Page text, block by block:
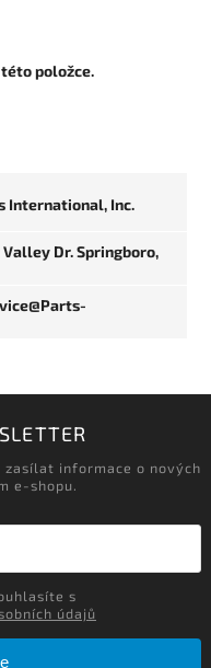
položce.
International, Inc.
Dr. Springboro,
informace o nových
e-shopu.
údajů